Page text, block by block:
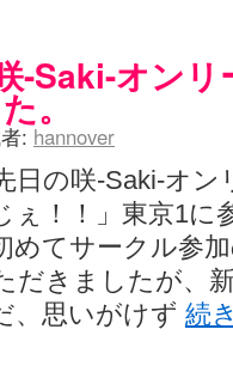
-Saki-オンリ
。
: hannover
日の咲-Saki-オン
ぇ！！」東京1に
めてサークル参
だきましたが、
、思いがけず 続